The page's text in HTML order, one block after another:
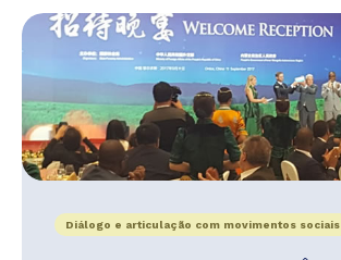
Diálogo e articulação com movimentos sociais